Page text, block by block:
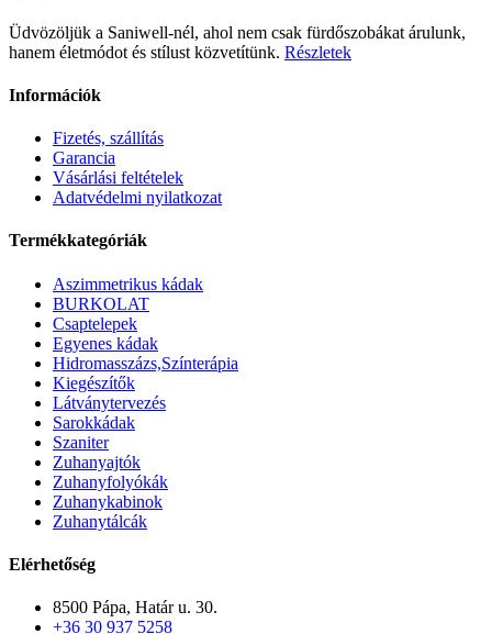
Üdvözöljük a Saniwell-nél, ahol nem csak fürdőszobákat árulunk,
hanem életmódot és stílust közvetítünk. Részletek
Információk
Fizetés, szállítás
Garancia
Vásárlási feltételek
Adatvédelmi nyilatkozat
Termékkategóriák
Aszimmetrikus kádak
BURKOLAT
Csaptelepek
Egyenes kádak
Hidromasszázs,Színterápia
Kiegészítők
Látványtervezés
Sarokkádak
Szaniter
Zuhanyajtók
Zuhanyfolyókák
Zuhanykabinok
Zuhanytálcák
Elérhetőség
8500 Pápa, Határ u. 30.
+36 30 937 5258